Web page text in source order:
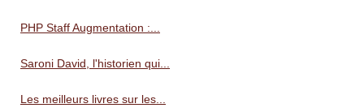
PHP Staff Augmentation :...
Saroni David, l'historien qui...
Les meilleurs livres sur les...